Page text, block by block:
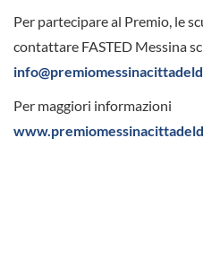
Per partecipare al Premio, le
contattare FASTED Messina
Per maggiori informazioni